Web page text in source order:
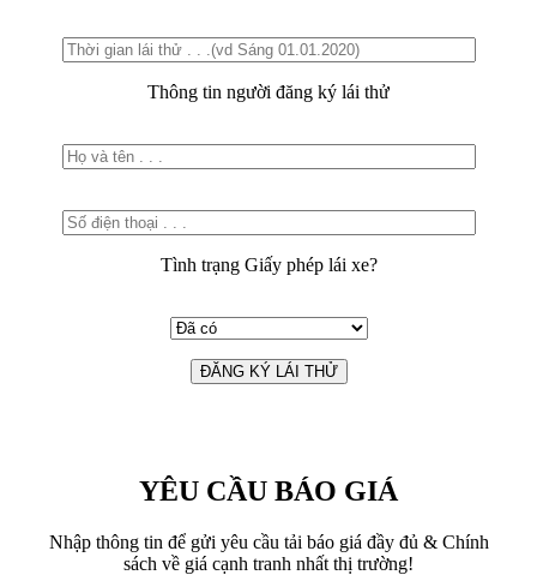
Thông tin người đăng ký lái thử
Tình trạng Giấy phép lái xe?
YÊU CẦU BÁO GIÁ
Nhập thông tin để gửi yêu cầu tải báo giá đầy đủ & Chính
sách về giá cạnh tranh nhất thị trường!